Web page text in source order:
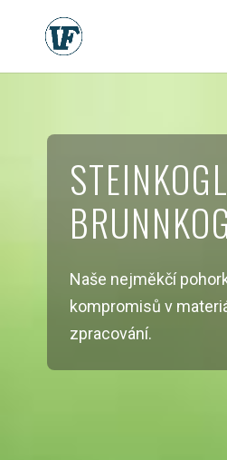
Naše nejměkčí
kompromisů v
zpracování.